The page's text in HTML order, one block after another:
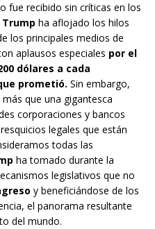
fue recibido sin críticas en los
Trump ha aflojado los hilos
los principales medios de
aplausos especiales por el
dólares a cada
prometió. Sin embargo,
que una gigantesca
corporaciones y bancos
legales que están
todas las
ha tomado durante la
legislativos que no
y beneficiándose de los
el panorama resultante
del mundo.